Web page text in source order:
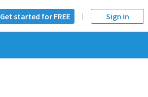
Get started for FREE Sign in